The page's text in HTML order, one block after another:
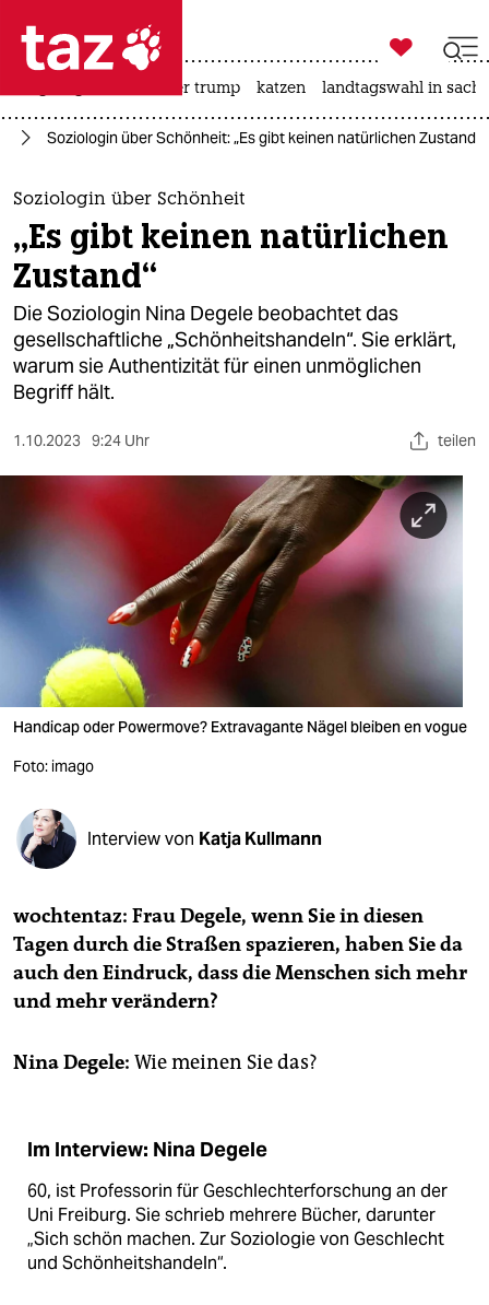
 taz zahl ich
taz zahl ich
themen
politik
öko
gesellschaft
kultur
sport
nord
wahrheit
verlag
verlag
veranstaltungen
shop
fragen & hilfe
unterstützen
genossenschaft
epaper login

taz zahl ich
usa unter trump katzen landtagswahl in
Soziologin über Schönheit: „Es gibt keinen natürlichen Zustand“
Soziologin über Schönheit
„Es gibt keinen natürlichen
Zustand“
Die Soziologin Nina Degele beobachtet das
gesellschaftliche „Schönheitshandeln“. Sie erklärt,
warum sie Authentizität für einen unmöglichen
Begriff hält.
1.10.2023 9:24 Uhr teilen
Handicap oder Powermove? Extravagante Nägel bleiben en vogue
Foto: imago
Interview von Katja Kullmann
wochtentaz: Frau Degele, wenn Sie in diesen
Tagen durch die Straßen spazieren, haben Sie da
auch den Eindruck, dass die Menschen sich mehr
und mehr verändern?
Nina Degele: Wie meinen Sie das?
Im Interview: Nina Degele
60, ist Professorin für Geschlechterforschung an der
Uni Freiburg. Sie schrieb mehrere Bücher, darunter
„Sich schön machen. Zur Soziologie von Geschlecht
und Schönheitshandeln“.